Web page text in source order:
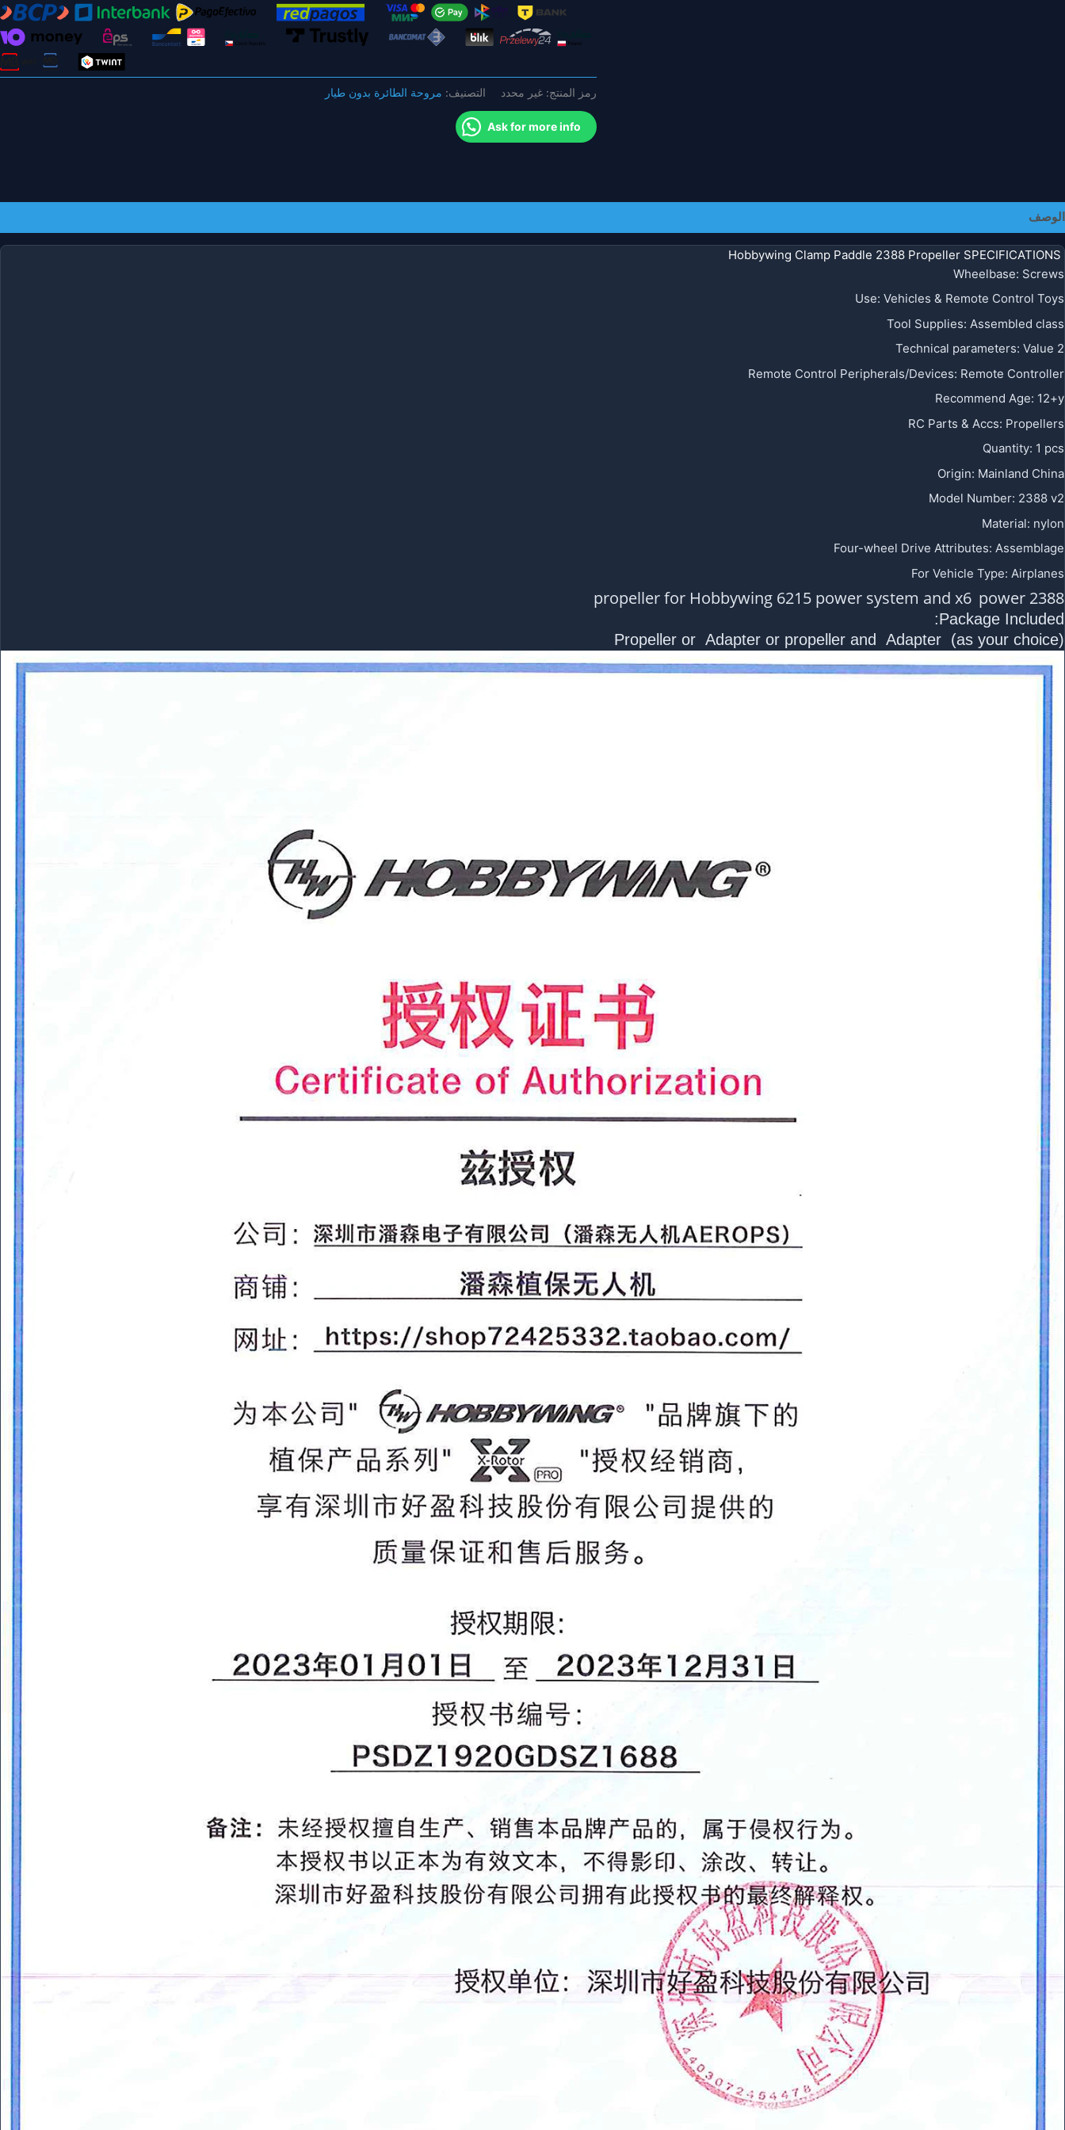
للطائرة
طيار
E610P
رمز المنتج:غير محدد التصنيف: مروحة الطائرة بدون طيار
Ask for more info
الوصف
Wheelbase: Screws
Use: Vehicles & Remote Control Toys
Tool Supplies: Assembled class
Technical parameters: Value 2
Remote Control Peripherals/Devices: Remote Controller
Recommend Age: 12+y
RC Parts & Accs: Propellers
Quantity: 1 pcs
Origin: Mainland China
Model Number: 2388 v2
Material: nylon
Four-wheel Drive Attributes: Assemblage
For Vehicle Type: Airplanes
2388 propeller for Hobbywing 6215 power system and x6
power
Package Included:
Propeller or Adapter or propeller and Adapter (as your choice)